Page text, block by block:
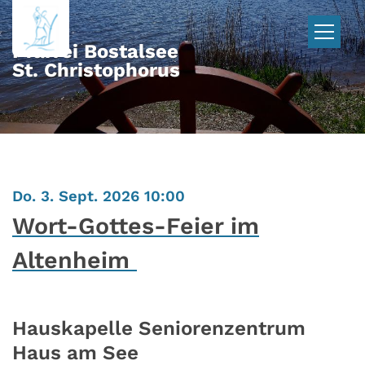
Zum Inhalt springen
Pfarrei Bostalsee
St. Christophorus
Do. 3. Sept. 2026 10:00
Wort-Gottes-Feier im
Altenheim
Hauskapelle Seniorenzentrum
Haus am See